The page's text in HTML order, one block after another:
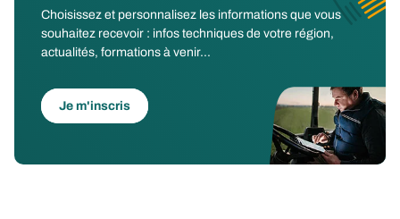
Choisissez et personnalisez les informations que vous
souhaitez recevoir : infos techniques de votre région,
actualités, formations à venir...
Je m'inscris